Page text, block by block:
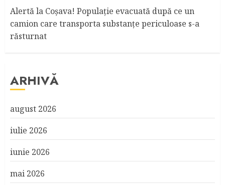
Alertă la Coşava! Populaţie evacuată după ce un
camion care transporta substanţe periculoase s-a
răsturnat
ARHIVĂ
august 2026
iulie 2026
iunie 2026
mai 2026